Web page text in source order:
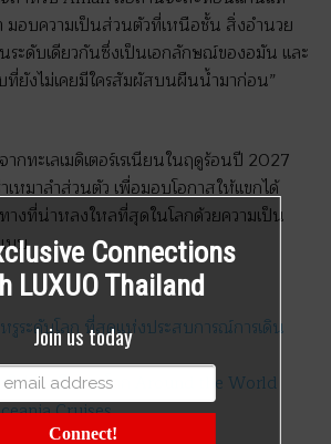
มอบความเป็นส่วนตัวที่เหนือชั้น สิ่งอำนวย
ระดับเดียวกันซึ่งเป็นเอกลักษณ์ของอมัน และ
ที่ยังไม่เคยมีใครสัมผัสบนผืนน้ำมาก่อน”
กทะเลเมดิเตอร์เรเนียนในฤดูร้อนปี 2027
าเหมาลำส่วนตัว เพื่อมอบโอกาสให้แขกได้
างที่น่าหลงใหลที่สุดในโลกด้วยความเป็น
บบ
ระดับโลก ที่สุดแห่งประสบการณ์การเดิน
ริปล่องเรือรอบโลก Around the World
Cruises
Connections
LUXUO Thailand
Join us today
Connect!